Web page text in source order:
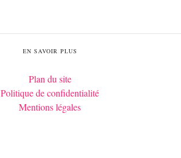
EN SAVOIR PLUS
Plan du site
Politique de confidentialité
Mentions légales